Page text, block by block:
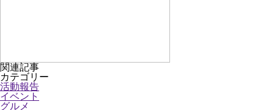
関連記事
カテゴリー
活動報告
イベント
グルメ